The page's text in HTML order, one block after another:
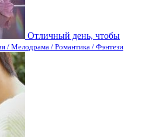
Отличный день, чтобы
/ Мелодрама / Романтика / Фэнтези